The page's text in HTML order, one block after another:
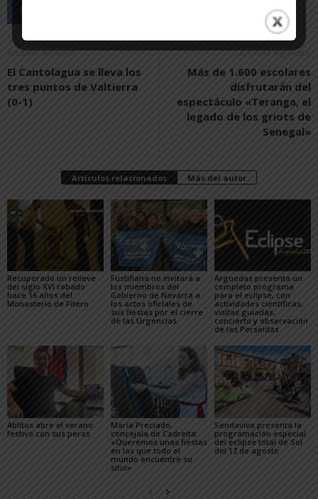
Artículo anterior
El Cantolagua se lleva los
tres puntos de Valtierra
(0-1)
Artículo siguiente
Más de 1.600 escolares
disfrutarán del
espectáculo «Teranga, el
legado de los griots de
Senegal»
Artículos relacionados Más del autor
Recuperado un relieve
del siglo XVI robado
hace 16 años del
Monasterio de Fitero
Fustiñana no invitará a
los miembros del
Gobierno de Navarra a
los actos oficiales de
sus fiestas por el cierre
de las Urgencias
Arguedas presenta un
completo programa
para el eclipse, con
actividades científicas,
visitas guiadas,
concierto y observación
de las Perseidas
Ablitas abre el verano
festivo con sus peras
María Preciado,
concejala de Cadreita:
«Queremos unas fiestas
en las que todo el
mundo encuentre su
sitio»
Sendaviva presenta la
programación especial
del eclipse total de Sol
del 12 de agosto